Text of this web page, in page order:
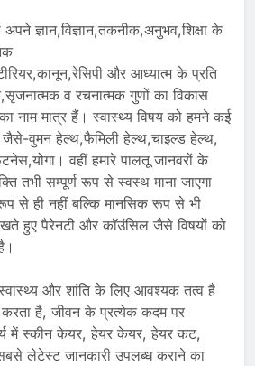
अपने ज्ञान,विज्ञान,तकनीक,अनुभव,शिक्षा के
और आध्यात्म के प्रति
व रचनात्मक गुणों का विकास
नाम मात्र हैं। स्वास्थ्य विषय को हमने कई
जैसे-वुमन हेल्थ,फैमिली हेल्थ,चाइल्ड हेल्थ,
वहीं हमारे पालतू जानवरों के
तभी सम्पूर्ण रूप से स्वस्थ माना जाएगा
से ही नहीं बल्कि मानसिक रूप से भी
हुए पैरेनटी और कॉउंसिल जैसे विषयों को
और शांति के लिए आवश्यक तत्व है
करता है, जीवन के प्रत्येक कदम पर
में स्कीन केयर, हेयर केयर, हेयर कट,
लेटेस्ट जानकारी उपलब्ध कराने का